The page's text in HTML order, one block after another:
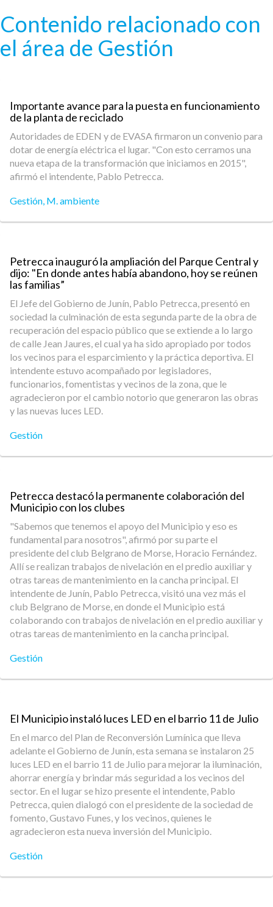
Contenido relacionado con
el área de Gestión
Importante avance para la puesta en funcionamiento
de la planta de reciclado
Autoridades de EDEN y de EVASA firmaron un convenio para
dotar de energía eléctrica el lugar. "Con esto cerramos una
nueva etapa de la transformación que iniciamos en 2015",
afirmó el intendente, Pablo Petrecca.
Gestión, M. ambiente
Petrecca inauguró la ampliación del Parque Central y
dijo: "En donde antes había abandono, hoy se reúnen
las familias”
El Jefe del Gobierno de Junín, Pablo Petrecca, presentó en
sociedad la culminación de esta segunda parte de la obra de
recuperación del espacio público que se extiende a lo largo
de calle Jean Jaures, el cual ya ha sido apropiado por todos
los vecinos para el esparcimiento y la práctica deportiva. El
intendente estuvo acompañado por legisladores,
funcionarios, fomentistas y vecinos de la zona, que le
agradecieron por el cambio notorio que generaron las obras
y las nuevas luces LED.
Gestión
Petrecca destacó la permanente colaboración del
Municipio con los clubes
"Sabemos que tenemos el apoyo del Municipio y eso es
fundamental para nosotros", afirmó por su parte el
presidente del club Belgrano de Morse, Horacio Fernández.
Allí se realizan trabajos de nivelación en el predio auxiliar y
otras tareas de mantenimiento en la cancha principal. El
intendente de Junín, Pablo Petrecca, visitó una vez más el
club Belgrano de Morse, en donde el Municipio está
colaborando con trabajos de nivelación en el predio auxiliar y
otras tareas de mantenimiento en la cancha principal.
Gestión
El Municipio instaló luces LED en el barrio 11 de Julio
En el marco del Plan de Reconversión Lumínica que lleva
adelante el Gobierno de Junín, esta semana se instalaron 25
luces LED en el barrio 11 de Julio para mejorar la iluminación,
ahorrar energía y brindar más seguridad a los vecinos del
sector. En el lugar se hizo presente el intendente, Pablo
Petrecca, quien dialogó con el presidente de la sociedad de
fomento, Gustavo Funes, y los vecinos, quienes le
agradecieron esta nueva inversión del Municipio.
Gestión